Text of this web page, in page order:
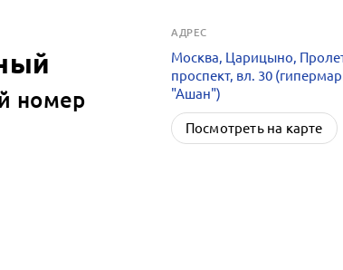
АДРЕС
Москва, Царицыно,
проспект, вл. 30
"Ашан")
Посмотреть на карте